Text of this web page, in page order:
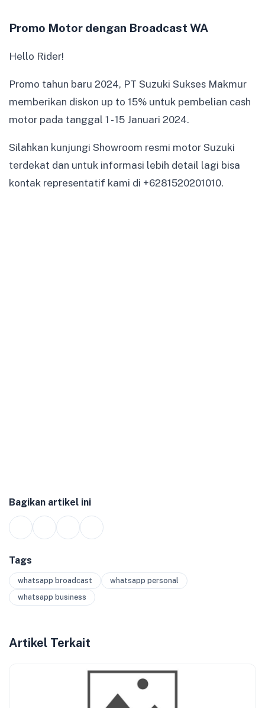
Promo Motor dengan Broadcast WA
Hello Rider!
Promo tahun baru 2024, PT Suzuki Sukses Makmur
memberikan diskon up to 15% untuk pembelian cash
motor pada tanggal 1 - 15 Januari 2024.
Silahkan kunjungi Showroom resmi motor Suzuki
terdekat dan untuk informasi lebih detail lagi bisa
kontak representatif kami di +6281520201010.
Bagikan artikel ini
Tags
whatsapp broadcast
whatsapp personal
whatsapp business
Artikel Terkait